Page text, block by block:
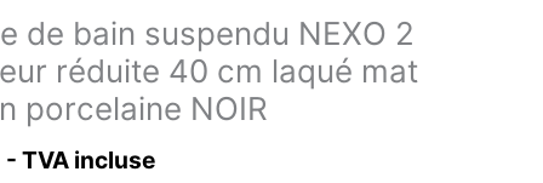
de bain suspendu NEXO 2
réduite 40 cm laqué mat
porcelaine NOIR
- TVA incluse